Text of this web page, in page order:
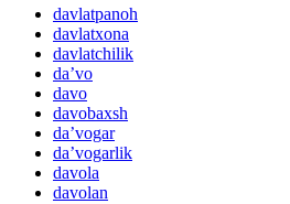
davlatpanoh
davlatxona
davlatchilik
daʼvo
davo
davobaxsh
daʼvogar
daʼvogarlik
davola
davolan